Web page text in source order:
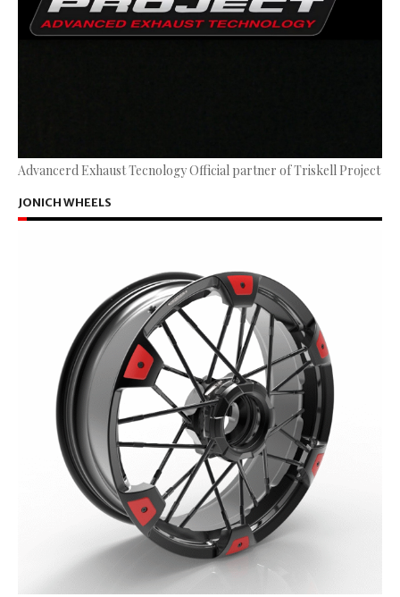
Advancerd Exhaust Tecnology Official partner of Triskell Project
JONICH WHEELS